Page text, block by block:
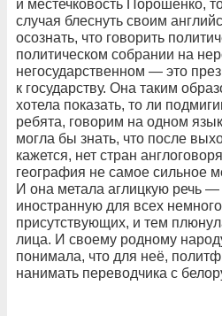
и местечковость Порошенко,
случая блеснуть своим
осознать, что говорить
политическом собрании на
негосударственном — это
к государству. Она таким
хотела показать, то ли
ребята, говорим на одном
могла бы знать, что после
кажется, нет стран
география не самое сильное
И она метала аглицкую речь
иностранную для всех
присутствующих, и тем
лица. И своему родному
понимала, что для неё,
нанимать переводчика с